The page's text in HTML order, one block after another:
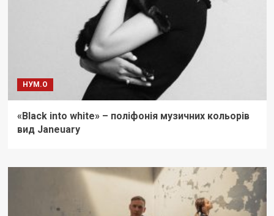
НУМ.О
«Black into white» – поліфонія музичних кольорів
вид Janeuary